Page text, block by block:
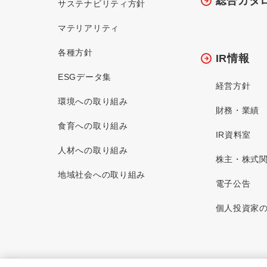
サステナビリティ方針
マテリアリティ
各種方針
ESGデータ集
環境への取り組み
食育への取り組み
人材への取り組み
地域社会への取り組み
IR情報
経営方針
財務・業績
IR資料室
株主・株式
電子公告
個人投資家